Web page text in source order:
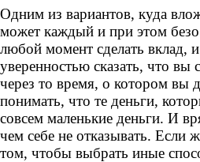
Одним из вариантов, куда
может каждый и при этом безо
любой момент сделать вклад,
уверенностью сказать, что
через то время, о котором вы
понимать, что те деньги,
совсем маленькие деньги. И
чем себе не отказывать. Если
том, чтобы выбрать иные